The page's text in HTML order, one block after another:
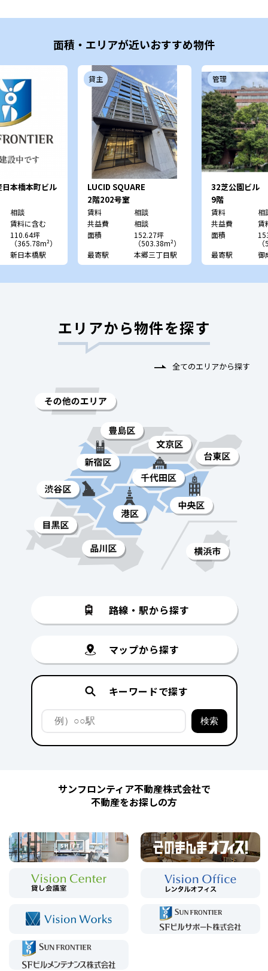
面積・エリアが近いおすすめ物件
本橋本町ビル
相談
賃料に含む
110.64坪
（365.78m²）
新日本橋駅
貸主
LUCID SQUARE
YUSHIMA
2階202号室
賃料
相談
共益費
相談
面積
152.27坪
（503.38m²）
最寄駅
本郷三丁目駅
管理
32芝公園ビル
9階
賃料
相
共益費
賃
面積
最寄駅
御
エリアから物件を探す
全てのエリアから探す
路線・駅から探す
マップから探す
キーワードで探す
サンフロンティア不動産株式会社で
不動産をお探しの方